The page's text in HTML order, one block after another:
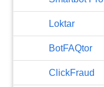
Loktar
BotFAQtor
​ClickFraud